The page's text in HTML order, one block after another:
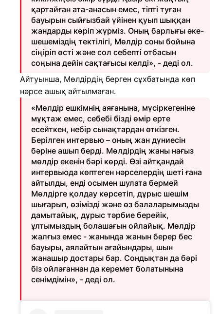
қартайған ата-анасын емес, тіпті туған
бауырын сыйғызбай үйінен қуып шыққан
жандарды көріп жүрміз. Оның барлығы әке-
шешеміздің тектілігі, Мөлдір соны бойына
сіңіріп өсті және сол себепті отбасын
соңына дейін сақтағысы келді», - деді ол.
Айтуынша, Мөлдірдің берген сұхбатында көп
нәрсе ашық айтылмаған.
«Мөлдір ешкімнің аяғанына, мүсіркегеніне
мұқтаж емес, себебі бізді өмір ерте
есейткен, небір сынақтардан өткізген.
Берілген интервью – оның жан дүниесін
бәріне ашып берді. Мөлдірдің жаны нағыз
мөлдір екенін бәрі көрді. Өзі айтқандай
интервьюда көптеген нәрселердің шеті ғана
айтылды, енді осымен шулата бермей
Мөлдірге қолдау көрсетіп, дұрыс шешім
шығарып, өзімізді және өз балаларымызды
дамытайық, дұрыс тәрбие берейік,
ұлтымыздың болашағын ойлайық. Мөлдір
жалғыз емес - жанында жанын берер бес
бауыры, аялайтын ағайындары, шын
жанашыр достары бар. Сондықтан да бәрі
біз ойлағаннан да керемет болатынына
сенімдімін», - деді ол.